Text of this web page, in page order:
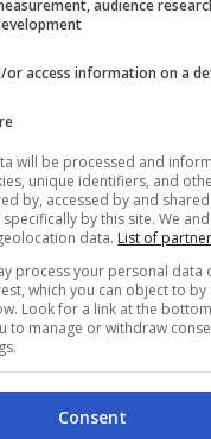
dopo
tendinedelginocchio
audience
or access information on a
will be processed and
unique identifiers, and
by, accessed by and
by this site. We
data. List of
process your personal data
which you can object to by
Look for a link at the
to manage or withdraw
Consent